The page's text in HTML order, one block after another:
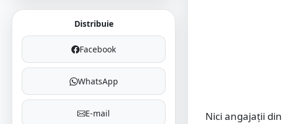
Distribuie
Facebook
WhatsApp
E-mail
Nici angajații